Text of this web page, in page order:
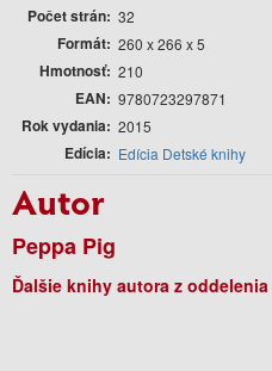
Počet strán 32
Formát 260 x 266 x 5
Hmotnosť 210
EAN 9780723297871
Rok vydania 2015
Edícia Edícia Detské knihy
Autor
Peppa Pig
Ďalšie knihy autora z oddelenia